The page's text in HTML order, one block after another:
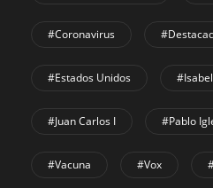
#coronavirus
#Estados Unidos
#Juan Carlos I #Pablo
#Vacuna #Vox